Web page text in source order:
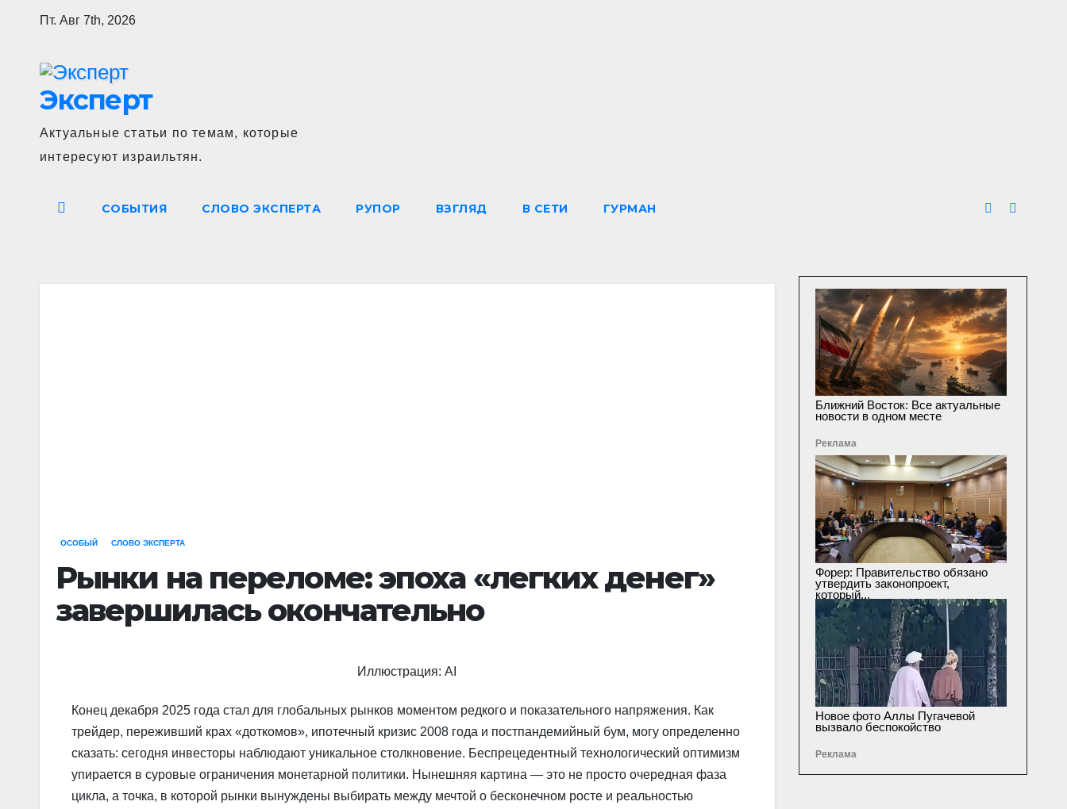
Пт. Авг 7th, 2026
Эксперт
Актуальные статьи по темам, которые
интересуют израильтян.
СОБЫТИЯ СЛОВО ЭКСПЕРТА РУПОР ВЗГЛЯД В СЕТИ ГУРМАН
ОСОБЫЙ СЛОВО ЭКСПЕРТА
Рынки на переломе: эпоха «легких денег»
завершилась окончательно
Иллюстрация: AI
Конец декабря 2025 года стал для глобальных рынков моментом редкого и показательного напряжения. Как
трейдер, переживший крах «доткомов», ипотечный кризис 2008 года и постпандемийный бум, могу определенно
сказать: сегодня инвесторы наблюдают уникальное столкновение. Беспрецедентный технологический оптимизм
упирается в суровые ограничения монетарной политики. Нынешняя картина — это не просто очередная фаза
цикла, а точка, в которой рынки вынуждены выбирать между мечтой о бесконечном росте и реальностью
Ближний Восток: Все актуальные
новости в одном месте
Реклама
Форер: Правительство обязано
утвердить законопроект,
который...
Новое фото Аллы Пугачевой
вызвало беспокойство
Реклама